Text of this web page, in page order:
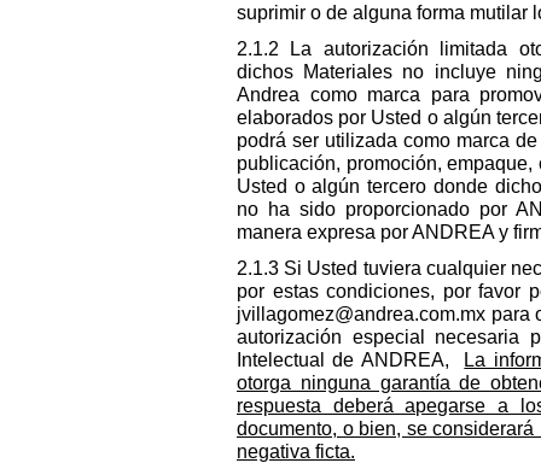
suprimir o de alguna forma mutilar
2.1.2 La autorización limitada
dichos Materiales no incluye
Andrea como marca para
elaborados por Usted o algún
podrá ser utilizada como marca
publicación, promoción,
Usted o algún tercero donde
no ha sido proporcionado por
manera expresa por ANDREA y
2.1.3 Si Usted tuviera cualquier
por estas condiciones, por favor
jvillagomez@andrea.com.mx para
autorización especial
Intelectual de ANDREA, La
otorga ninguna garantía de
respuesta deberá apegarse a
documento, o bien, se
negativa ficta.